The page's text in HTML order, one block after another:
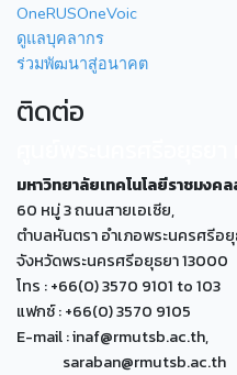
OneRUSOneVoic
ดูแลบุคลากร
ร่วมพัฒนาสู่อนาคต
ติดต่อ
มหาวิทยาลัยเทคโนโลยีราชมง
60 หมู่ 3 ถนนสายเอเซีย,
ตำบลหันตรา อำเภอพระนครศรีอ
จังหวัดพระนครศรีอยุธยา 13000
โทร : +66(0) 3570 9101 to 103
แฟกซ์ : +66(0) 3570 9105
E-mail : inaf@rmutsb.ac.th,
saraban@rmutsb.ac.th